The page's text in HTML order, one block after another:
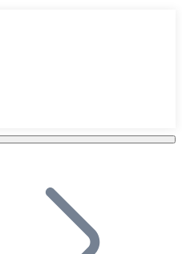
tu plataforma.
en tu negocio y permite que